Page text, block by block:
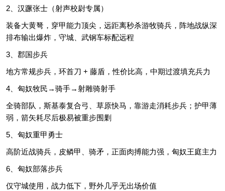
2、汉蹶张士（射声校尉专属）
装备大黄弩，穿甲能力顶尖，远距离秒杀游牧骑兵，阵地战纵深
排布输出爆炸，守城、武钢车标配远程
3、郡国步兵
地方常规步兵，环首刀 + 藤盾，性价比高，中期过渡填充兵力
4、匈奴牧民→骑手→射雕骑射手
全骑部队，斯基泰复合弓、草原快马，靠游走消耗步兵；护甲薄
弱，箭矢耗尽后极易被重步围剿
5、匈奴重甲勇士
高阶近战骑兵，皮鳞甲、骑矛，正面肉搏能力强，匈奴王庭主力
6、匈奴部落步兵
仅守城使用，战力低下，野外几乎无出场价值